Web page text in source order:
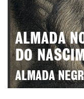
ALMADA
DO
ALMADA